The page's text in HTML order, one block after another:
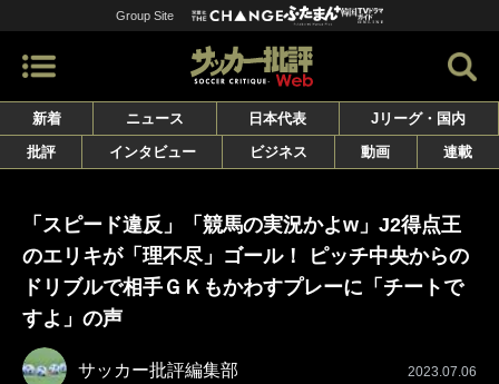
Group Site
新着 ニュース 日本代表
Jリーグ・国内
批評
インタビュー ビジネス 動画 連載
「スピード違反」「競馬の実況かよw」J2得点王
のエリキが「理不尽」ゴール！ ピッチ中央からの
ドリブルで相手ＧＫもかわすプレーに「チートで
すよ」の声
サッカー批評編集部 2023.07.06